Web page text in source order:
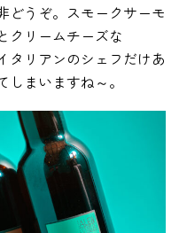
どうぞ。スモークサーモ
クリームチーズな
タリアンのシェフだけあ
まいますね～。